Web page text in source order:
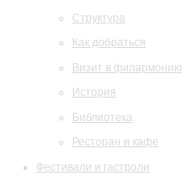
Структура
Как добраться
Визит в филармонию
История
Библиотека
Ресторан и кафе
Фестивали и гастроли